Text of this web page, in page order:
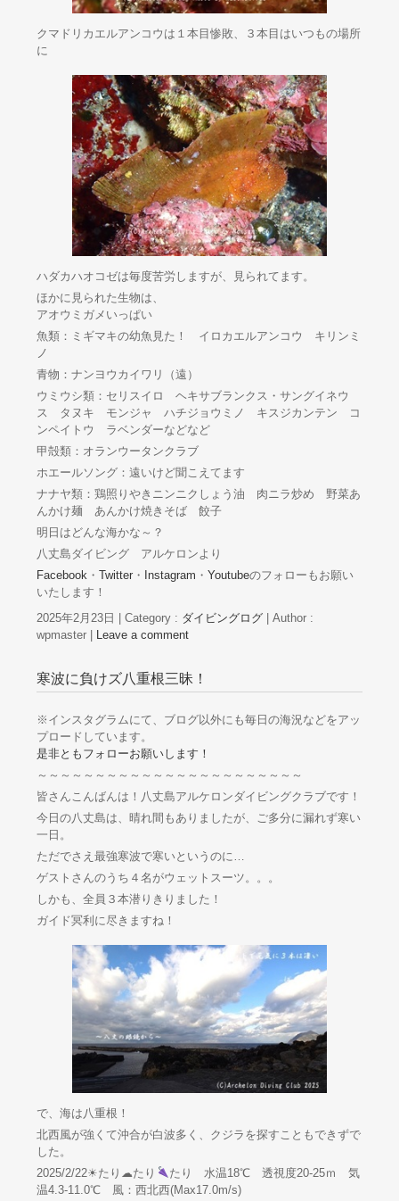
クマドリカエルアンコウは１本目惨敗、３本目はいつもの場所
に
ハダカハオコゼは毎度苦労しますが、見られてます。
ほかに見られた生物は、
アオウミガメいっぱい
魚類：ミギマキの幼魚見た！ イロカエルアンコウ キリンミ
ノ
青物：ナンヨウカイワリ（遠）
ウミウシ類：セリスイロ ヘキサブランクス・サングイネウ
ス タヌキ モンジャ ハチジョウミノ キスジカンテン コ
ンペイトウ ラベンダーなどなど
甲殻類：オランウータンクラブ
ホエールソング：遠いけど聞こえてます
ナナヤ類：鶏照りやきニンニクしょう油 肉ニラ炒め 野菜あ
んかけ麺 あんかけ焼きそば 餃子
明日はどんな海かな～？
八丈島ダイビング アルケロンより
Facebook ・ Twitter ・ Instagram ・ Youtubeのフォローもお願い
いたします！
2025年2月23日
Category : ダイビングログ
Author :
wpmaster
Leave a comment
寒波に負けズ八重根三昧！
※インスタグラムにて、ブログ以外にも毎日の海況などをアッ
プロードしています。
是非ともフォローお願いします！
～～～～～～～～～～～～～～～～～～～～～～～
皆さんこんばんは！八丈島アルケロンダイビングクラブです！
今日の八丈島は、晴れ間もありましたが、ご多分に漏れず寒い
一日。
ただでさえ最強寒波で寒いというのに…
ゲストさんのうち４名がウェットスーツ。。。
しかも、全員３本潜りきりました！
ガイド冥利に尽きますね！
で、海は八重根！
北西風が強くて沖合が白波多く、クジラを探すこともできずで
した。
2025/2/22☀たり☁たり
たり 水温18℃ 透視度20-25ｍ 気
温4.3-11.0℃ 風：西北西(Max17.0m/s)